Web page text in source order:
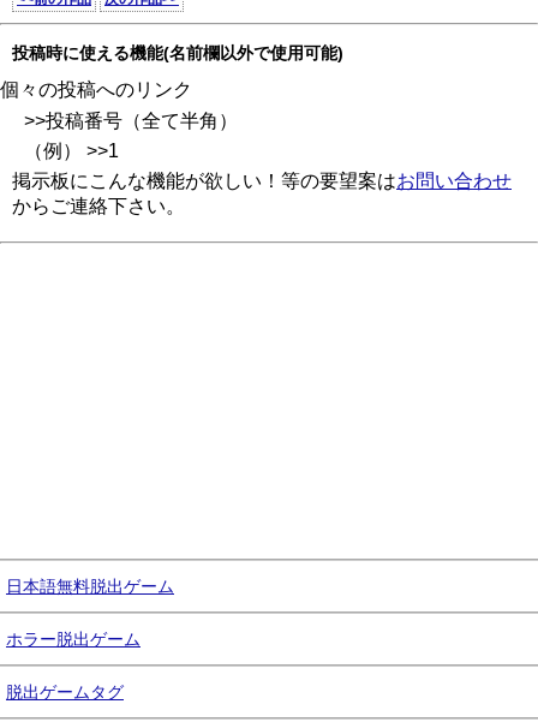
投稿時に使える機能(名前欄以外で使用可能)
個々の投稿へのリンク
>>投稿番号（全て半角）
（例） >>1
掲示板にこんな機能が欲しい！等の要望案はお問い合わせ
からご連絡下さい。
日本語無料脱出ゲーム
ホラー脱出ゲーム
脱出ゲームタグ